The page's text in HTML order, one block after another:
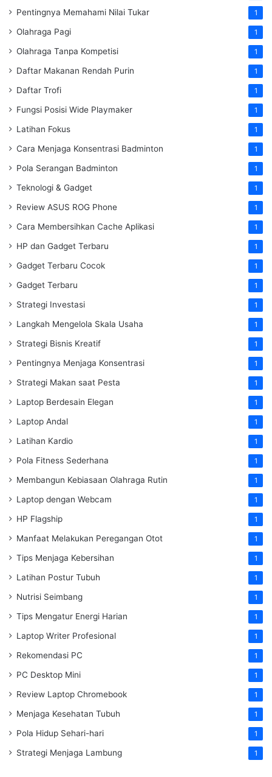
Pentingnya Memahami Nilai Tukar 1
Olahraga Pagi 1
Olahraga Tanpa Kompetisi 1
Daftar Makanan Rendah Purin 1
Daftar Trofi 1
Fungsi Posisi Wide Playmaker 1
Latihan Fokus 1
Cara Menjaga Konsentrasi Badminton 1
Pola Serangan Badminton 1
Teknologi & Gadget 1
Review ASUS ROG Phone 1
Cara Membersihkan Cache Aplikasi 1
HP dan Gadget Terbaru 1
Gadget Terbaru Cocok 1
Gadget Terbaru 1
Strategi Investasi 1
Langkah Mengelola Skala Usaha 1
Strategi Bisnis Kreatif 1
Pentingnya Menjaga Konsentrasi 1
Strategi Makan saat Pesta 1
Laptop Berdesain Elegan 1
Laptop Andal 1
Latihan Kardio 1
Pola Fitness Sederhana 1
Membangun Kebiasaan Olahraga Rutin 1
Laptop dengan Webcam 1
HP Flagship 1
Manfaat Melakukan Peregangan Otot 1
Tips Menjaga Kebersihan 1
Latihan Postur Tubuh 1
Nutrisi Seimbang 1
Tips Mengatur Energi Harian 1
Laptop Writer Profesional 1
Rekomendasi PC 1
PC Desktop Mini 1
Review Laptop Chromebook 1
Menjaga Kesehatan Tubuh 1
Pola Hidup Sehari-hari 1
Strategi Menjaga Lambung 1